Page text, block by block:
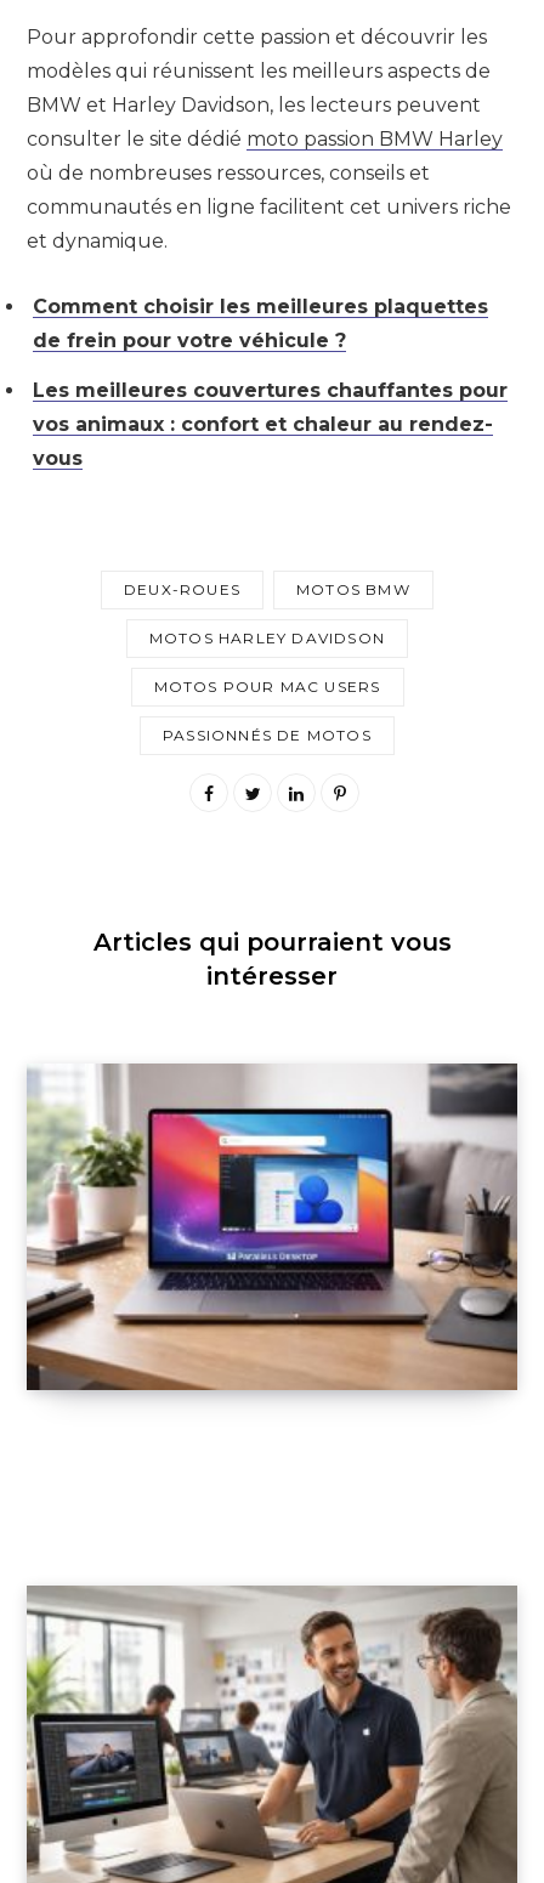
Pour approfondir cette passion et découvrir les
modèles qui réunissent les meilleurs aspects de
BMW et Harley Davidson, les lecteurs peuvent
consulter le site dédié moto passion BMW Harley
où de nombreuses ressources, conseils et
communautés en ligne facilitent cet univers riche
et dynamique.
Comment choisir les meilleures plaquettes
de frein pour votre véhicule ?
Les meilleures couvertures chauffantes pour
vos animaux : confort et chaleur au rendez-
vous
DEUX-ROUES MOTOS BMW
MOTOS HARLEY DAVIDSON
MOTOS POUR MAC USERS
PASSIONNÉS DE MOTOS
Articles qui pourraient vous
intéresser